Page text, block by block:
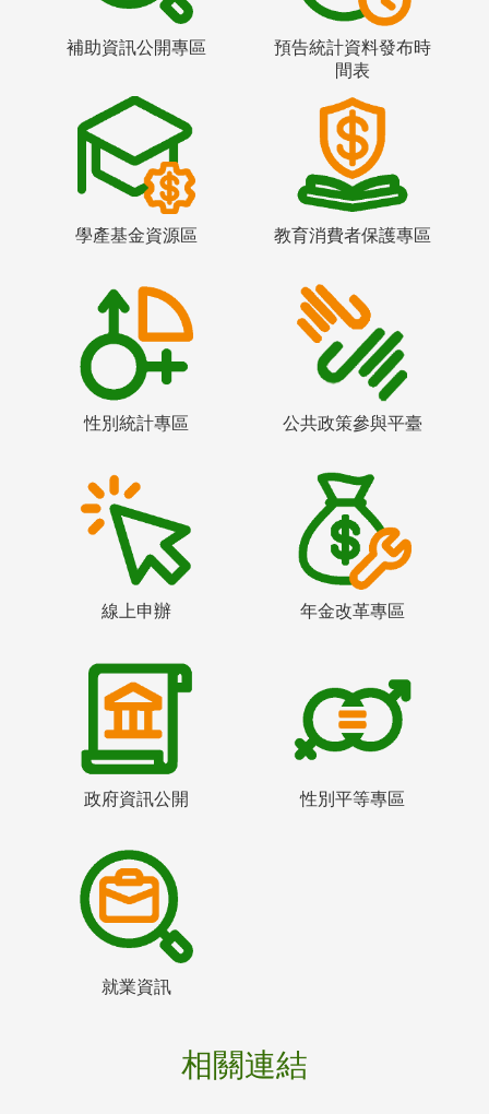
補助資訊公開專區
預告統計資料發布時
間表
學產基金資源區 教育消費者保護專區
性別統計專區 公共政策參與平臺
線上申辦 年金改革專區
政府資訊公開 性別平等專區
就業資訊
相關連結